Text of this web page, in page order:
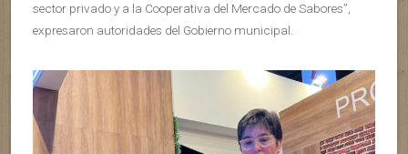
sector privado y a la Cooperativa del Mercado de Sabores”,
expresaron autoridades del Gobierno municipal.